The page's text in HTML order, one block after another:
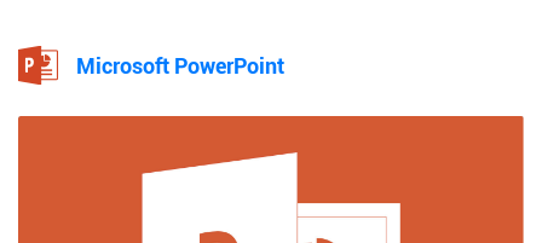
Microsoft PowerPoint